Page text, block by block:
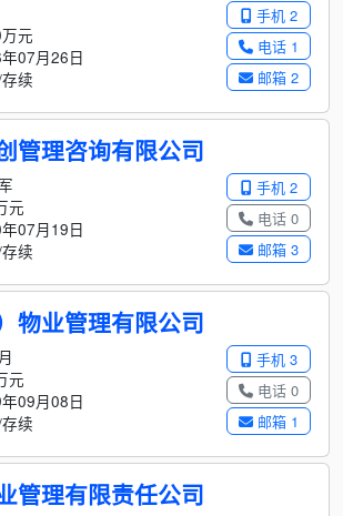
手机 2
电话 1
邮箱 2
元
07月26日
续
管理咨询有限公司
手机 2
电话 0
邮箱 3
元
07月19日
续
物业管理有限公司
手机 3
电话 0
邮箱 1
元
09月08日
续
管理有限责任公司